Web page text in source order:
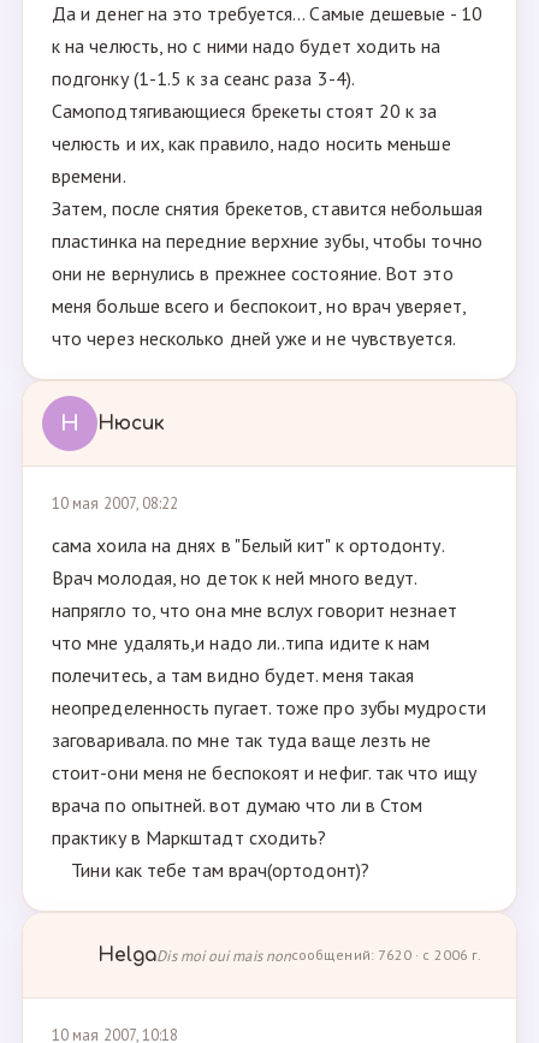
Да и денег на это требуется... Самые дешевые - 10
к на челюсть, но с ними надо будет ходить на
подгонку (1-1.5 к за сеанс раза 3-4).
Самоподтягивающиеся брекеты стоят 20 к за
челюсть и их, как правило, надо носить меньше
времени.
Затем, после снятия брекетов, ставится небольшая
пластинка на передние верхние зубы, чтобы точно
они не вернулись в прежнее состояние. Вот это
меня больше всего и беспокоит, но врач уверяет,
что через несколько дней уже и не чувствуется.
Н Нюсик
10 мая 2007, 08:22
сама хоила на днях в "Белый кит" к ортодонту.
Врач молодая, но деток к ней много ведут.
напрягло то, что она мне вслух говорит незнает
что мне удалять,и надо ли..типа идите к нам
полечитесь, а там видно будет. меня такая
неопределенность пугает. тоже про зубы мудрости
заговаривала. по мне так туда ваще лезть не
стоит-они меня не беспокоят и нефиг. так что ищу
врача по опытней. вот думаю что ли в Стом
практику в Маркштадт сходить?
Тини как тебе там врач(ортодонт)?
HelgaDis moi oui mais nonсообщений: 7620 · с 2006 г.
10 мая 2007, 10:18